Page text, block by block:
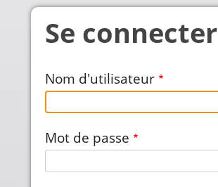
Aller au contenu principal
Se connecter
Nom d'utilisateur
Mot de passe